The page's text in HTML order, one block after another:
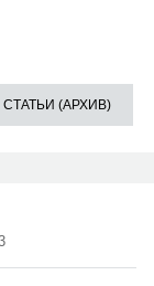
СТАТЬИ (АРХИВ)